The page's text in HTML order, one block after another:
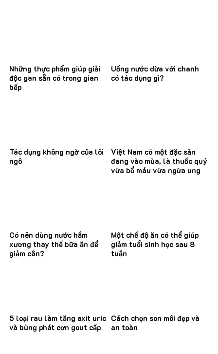
Những thực phẩm giúp giải
độc gan sẵn có trong gian
bếp
Uống nước dừa với chanh
có tác dụng gì?
Tác dụng không ngờ của lõi
ngô
Việt Nam có một đặc sản
đang vào mùa, là thuốc quý
vừa bổ máu vừa ngừa ung
Có nên dùng nước hầm
xương thay thế bữa ăn để
giảm cân?
Một chế độ ăn có thể giúp
giảm tuổi sinh học sau 8
tuần
5 loại rau làm tăng axit uric
và bùng phát cơn gout cấp
Cách chọn son môi đẹp và
an toàn